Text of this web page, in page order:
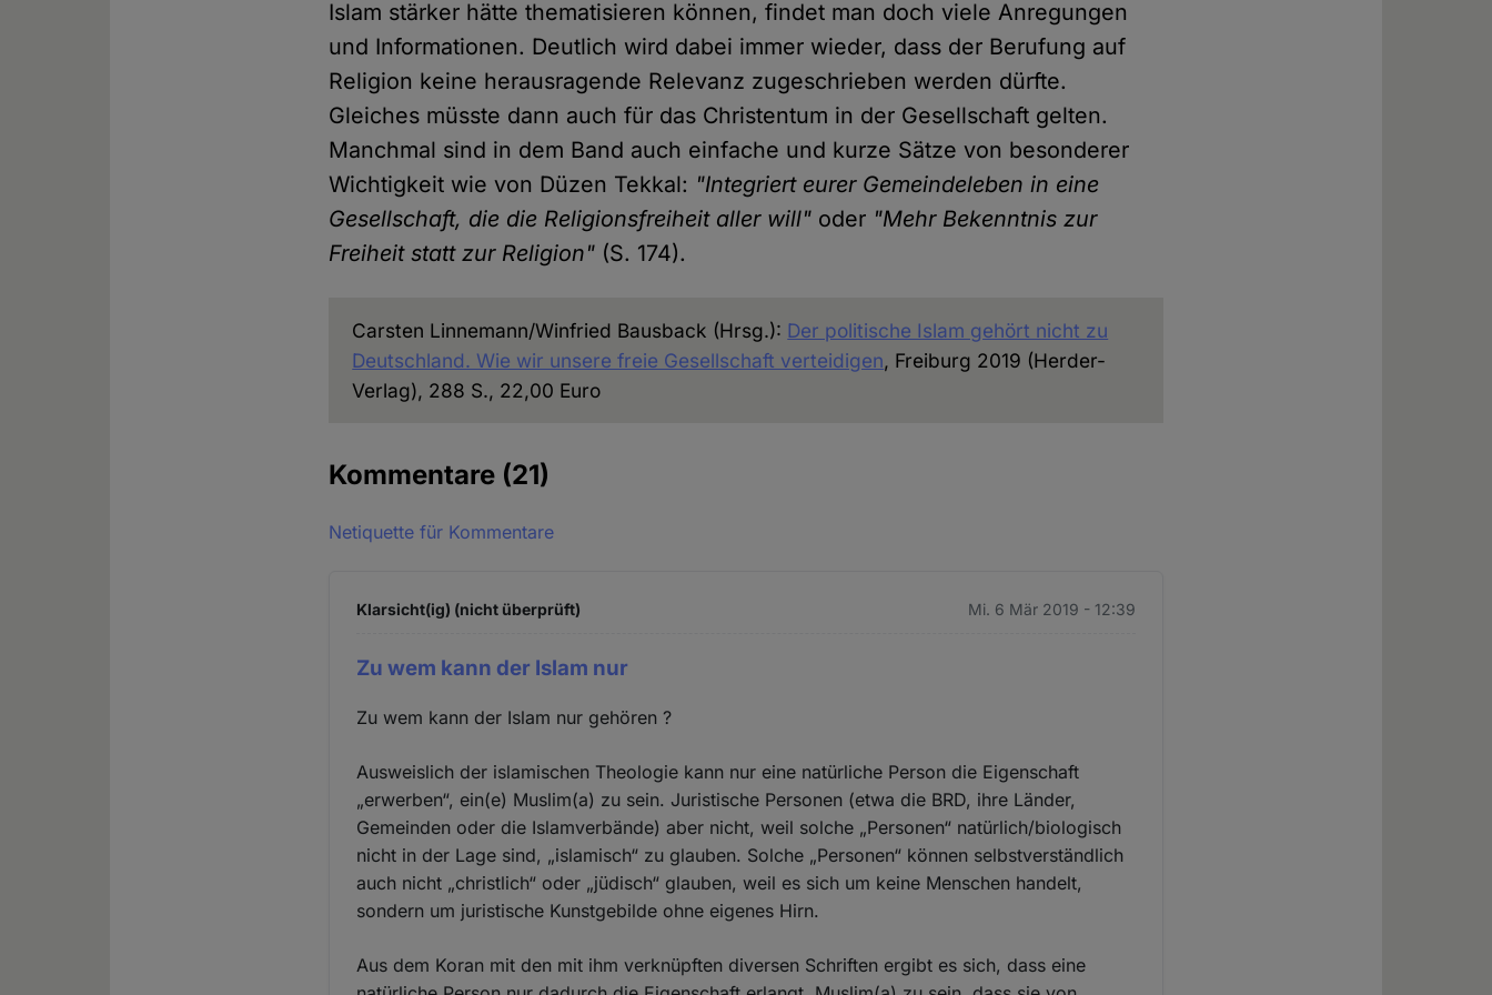
Islam stärker hätte thematisieren können, findet man doch viele Anregungen
und Informationen. Deutlich wird dabei immer wieder, dass der Berufung auf
Religion keine herausragende Relevanz zugeschrieben werden dürfte.
Gleiches müsste dann auch für das Christentum in der Gesellschaft gelten.
Manchmal sind in dem Band auch einfache und kurze Sätze von besonderer
Wichtigkeit wie von Düzen Tekkal: "Integriert eurer Gemeindeleben in eine
Gesellschaft, die die Religionsfreiheit aller will" oder "Mehr Bekenntnis zur
Freiheit statt zur Religion" (S. 174).
Carsten Linnemann/Winfried Bausback (Hrsg.): Der politische Islam gehört nicht zu
Deutschland. Wie wir unsere freie Gesellschaft verteidigen, Freiburg 2019 (Herder-
Verlag), 288 S., 22,00 Euro
Kommentare (21)
Netiquette für Kommentare
Klarsicht(ig) (nicht überprüft) Mi. 6 Mär 2019 - 12:39
Zu wem kann der Islam nur
Zu wem kann der Islam nur gehören ?
Ausweislich der islamischen Theologie kann nur eine natürliche Person die Eigenschaft
„erwerben“, ein(e) Muslim(a) zu sein. Juristische Personen (etwa die BRD, ihre Länder,
Gemeinden oder die Islamverbände) aber nicht, weil solche „Personen“ natürlich/biologisch
nicht in der Lage sind, „islamisch“ zu glauben. Solche „Personen“ können selbstverständlich
auch nicht „christlich“ oder „jüdisch“ glauben, weil es sich um keine Menschen handelt,
sondern um juristische Kunstgebilde ohne eigenes Hirn.
Aus dem Koran mit den mit ihm verknüpften diversen Schriften ergibt es sich, dass eine